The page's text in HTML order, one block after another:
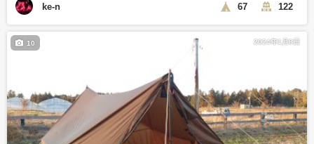
ke-n 67 122
2024年1月8日
10